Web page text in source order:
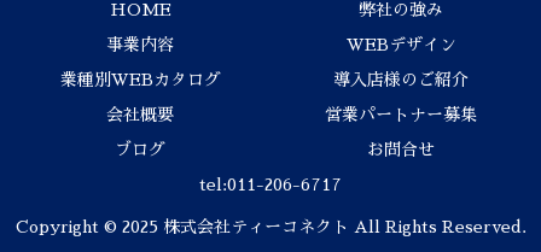
HOME 弊社の強み
事業内容 WEBデザイン
業種別WEBカタログ 導入店様のご紹介
会社概要 営業パートナー募集
ブログ お問合せ
tel:011-206-6717
Copyright © 2025 株式会社ティーコネクト All Rights Reserved.